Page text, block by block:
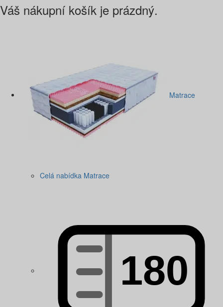
Váš nákupní košík je prázdný.
Matrace
Celá nabídka Matrace